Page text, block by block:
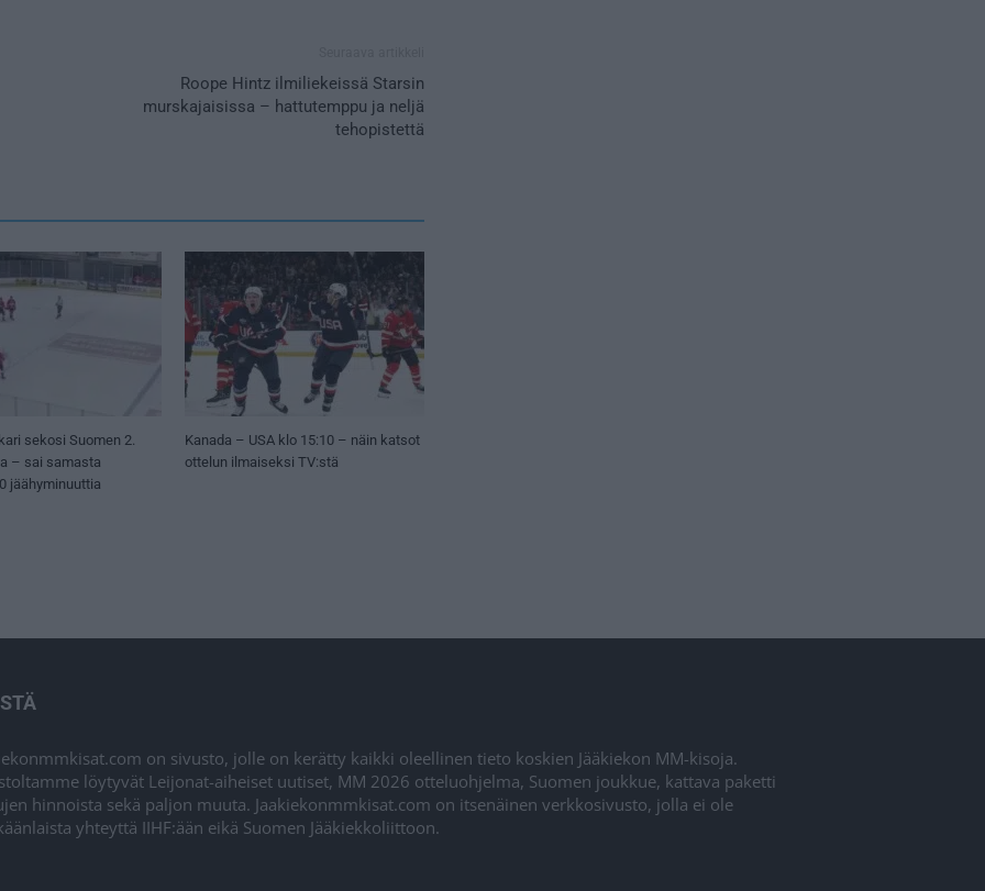
Roope Hintz ilmiliekeissä Starsin
murskajaisissa – hattutemppu ja neljä
tehopistettä
sekosi Suomen 2.
– sai samasta
jäähyminuuttia
Kanada – USA klo 15:10 – näin katsot
ottelun ilmaiseksi TV:stä
on sivusto, jolle on kerätty kaikki oleellinen tieto koskien Jääkiekon MM-kisoja.
löytyvät Leijonat-aiheiset uutiset, MM 2026 otteluohjelma, Suomen joukkue, kattava paketti
hinnoista sekä paljon muuta. Jaakiekonmmkisat.com on itsenäinen verkkosivusto, jolla ei ole
yhteyttä IIHF:ään eikä Suomen Jääkiekkoliittoon.